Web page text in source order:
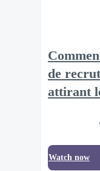
de
attirant
Watch now